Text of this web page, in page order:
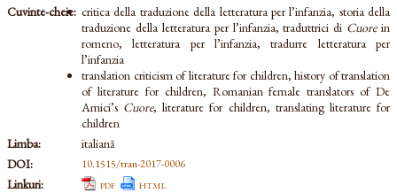
Cuvinte-cheie: critica della traduzione della letteratura per l’infanzia, storia della
traduzione della letteratura per l’infanzia, traduttrici di Cuorein
romeno, letteratura per l’infanzia, tradurre letteratura per
l’infanzia
translation criticism of literature for children, history of translation
of literature for children, Romanian female translators of De
Amici’s Cuore, literature for children, translating literature for
children
Limba:
italiană
DOI:
10.1515/tran-2017-0006
Linkuri: pdf html